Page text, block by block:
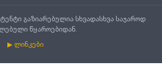
გაზიარებულია სხვადასხვა საჯაროდ
წყაროებიდან.
▶ ლინკები